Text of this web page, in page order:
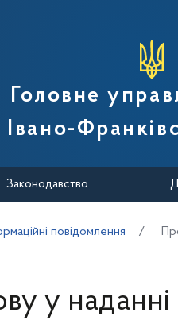
податкової
Головне
Івано-
Законодавство
повідомлення
у